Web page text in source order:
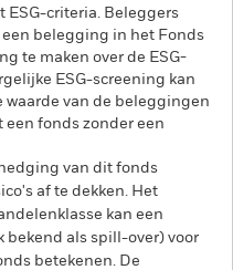
criteria. Beleggers
belegging in het Fonds
te maken over de ESG-
ESG-screening kan
van de beleggingen
fonds zonder een
van dit fonds
af te dekken. Het
kan een
als spill-over) voor
betekenen. De